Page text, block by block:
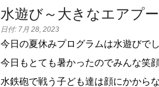
水遊び～大きなエアプ
日付: 7月 28, 2023
今日の夏休みプログラムは水遊びでし
今日もとても暑かったのでみんな笑
水鉄砲で戦う子ども達は顔にかから